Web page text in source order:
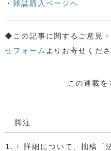
・ 雑誌購入ページへ
◆この記事に関するご意見・
せフォーム よりお寄せくださ
この連載を
脚注
1. ↑ 詳細について、拙稿「